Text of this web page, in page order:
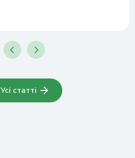
Усі статті